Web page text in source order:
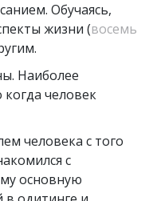
Обучаясь,
жизни (восемь
Наиболее
человек
человека с того
с
основную